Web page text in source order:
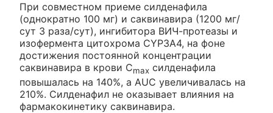
При совместном приеме силденафила
(однократно 100 мг) и саквинавира (1200 мг/
сут 3 раза/сут), ингибитора ВИЧ-протеазы и
изофермента цитохрома CYP3A4, на фоне
достижения постоянной концентрации
саквинавира в крови Cmax силденафила
повышалась на 140%, a AUC увеличивалась на
210%. Силденафил не оказывает влияния на
фармакокинетику саквинавира.